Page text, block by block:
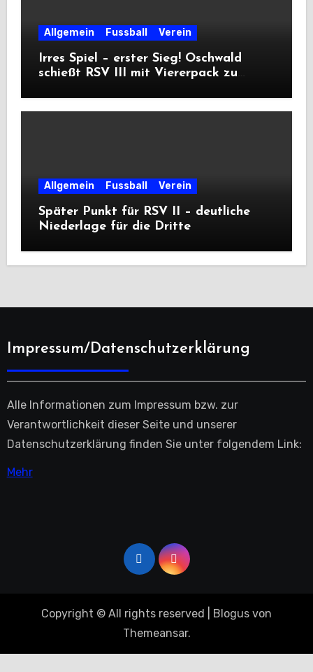
Allgemein Fussball Verein
Irres Spiel – erster Sieg! Oschwald
schießt RSV III mit Viererpack zu
Allgemein Fussball Verein
Später Punkt für RSV II – deutliche
Niederlage für die Dritte
Impressum/Datenschutzerklärung
Alle Informationen zum Impressum bzw. zur
Verantwortlichkeit dieser Seite und unserer
Datenschutzerklärung finden Sie unter folgendem Link:
Mehr
Copyright © All rights reserved Blogus von
Themeansar.